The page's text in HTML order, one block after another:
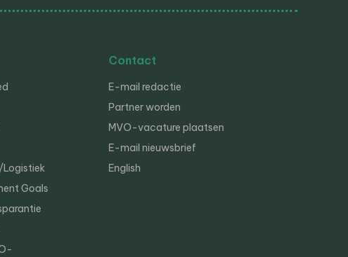
Goals
Contact
E-mail redactie
Partner worden
MVO-vacature plaatsen
E-mail nieuwsbrief
English